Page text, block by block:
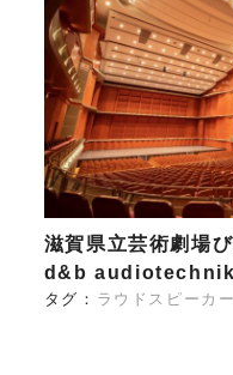
滋賀県立芸術劇場
d&b
タグ： ラウドスピーカー